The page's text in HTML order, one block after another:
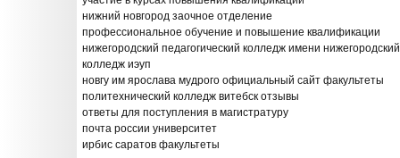
нижний новгород заочное отделение
профессиональное обучение и повышение квалификации
нижегородский педагогический колледж имени нижегородский
колледж иэуп
новгу им ярослава мудрого официальный сайт факультеты
политехнический колледж витебск отзывы
ответы для поступления в магистратуру
почта россии университет
ирбис саратов факультеты